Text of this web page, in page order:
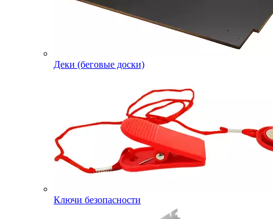
Деки (беговые доски)
Ключи безопасности